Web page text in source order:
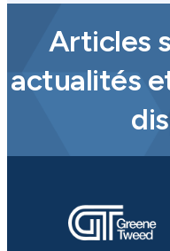
Articles
actualités